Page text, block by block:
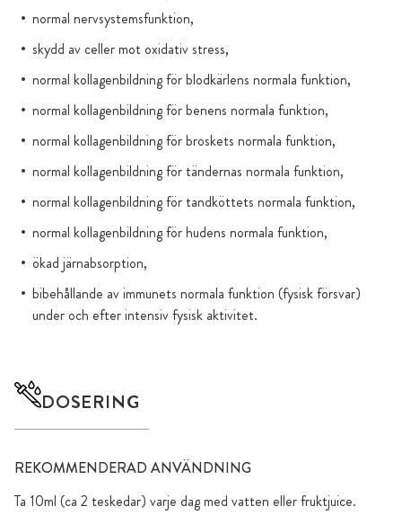
normal nervsystemsfunktion,
skydd av celler mot oxidativ stress,
normal kollagenbildning för blodkärlens normala funktion,
normal kollagenbildning för benens normala funktion,
normal kollagenbildning för broskets normala funktion,
normal kollagenbildning för tändernas normala funktion,
normal kollagenbildning för tandköttets normala funktion,
normal kollagenbildning för hudens normala funktion,
ökad järnabsorption,
bibehållande av immunets normala funktion (fysisk försvar)
under och efter intensiv fysisk aktivitet.
DOSERING
REKOMMENDERAD ANVÄNDNING
Ta 10ml (ca 2 teskedar) varje dag med vatten eller fruktjuice.